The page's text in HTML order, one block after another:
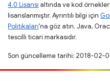
4.0 Lisansı altında ve kod örnekleri
lisanslanmıştır. Ayrıntılı bilgi için
Politikaları'na göz atın. Java,
tescilli ticari markasıdır.
Son güncelleme tarihi: 2018-02-